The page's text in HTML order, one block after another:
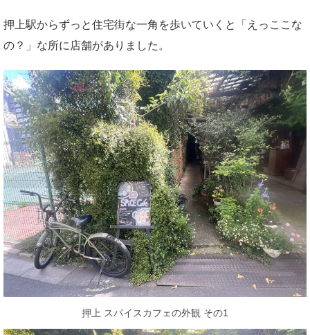
押上駅からずっと住宅街な一角を歩いていくと「えっここな
の？」な所に店舗がありました。
押上 スパイスカフェの外観 その1